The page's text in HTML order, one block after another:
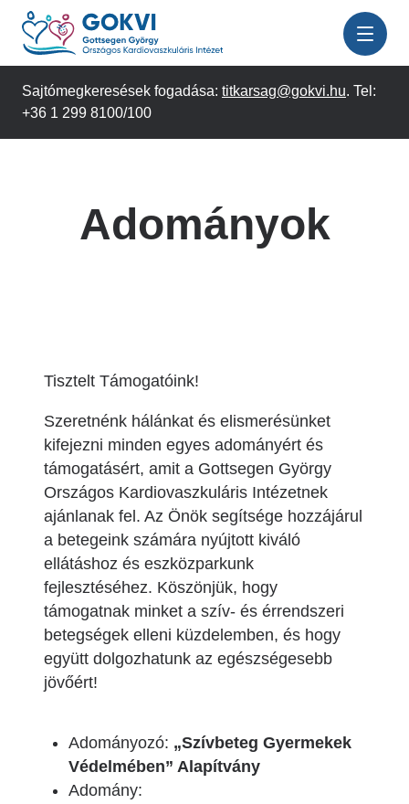
Ugrás
tartalomra
Sajtómegkeresések fogadása: titkarsag@gokvi.hu. Tel:
+36 1 299 8100/100
Adományok
Tisztelt Támogatóink!
Szeretnénk hálánkat és elismerésünket
kifejezni minden egyes adományért és
támogatásért, amit a Gottsegen György
Országos Kardiovaszkuláris Intézetnek
ajánlanak fel. Az Önök segítsége hozzájárul
a betegeink számára nyújtott kiváló
ellátáshoz és eszközparkunk
fejlesztéséhez. Köszönjük, hogy
támogatnak minket a szív- és érrendszeri
betegségek elleni küzdelemben, és hogy
együtt dolgozhatunk az egészségesebb
jövőért!
Adományozó: „Szívbeteg Gyermekek
Védelmében” Alapítvány
Adomány: